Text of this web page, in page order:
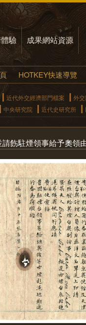
驗 成果網站資源
HOTKEY快速導覽
近代外交經濟部門檔案
外
中央研究院 近代史研究所
飭駐煙領事給予奧領